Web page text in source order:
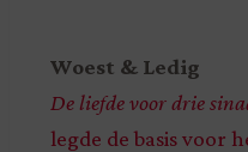
Woest & Ledig
De liefde voor drie
legde de basis voor